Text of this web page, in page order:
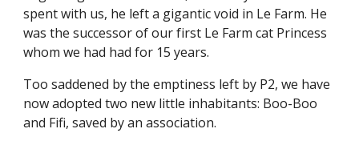
spent with us, he left a gigantic void in Le Farm. He
was the successor of our first Le Farm cat Princess
whom we had had for 15 years.
Too saddened by the emptiness left by P2, we have
now adopted two new little inhabitants: Boo-Boo
and Fifi, saved by an association.